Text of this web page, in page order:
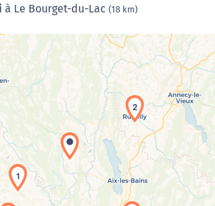
à Le Bourget-du-Lac (18 km)
Chargement de la carte en cours...
1
2